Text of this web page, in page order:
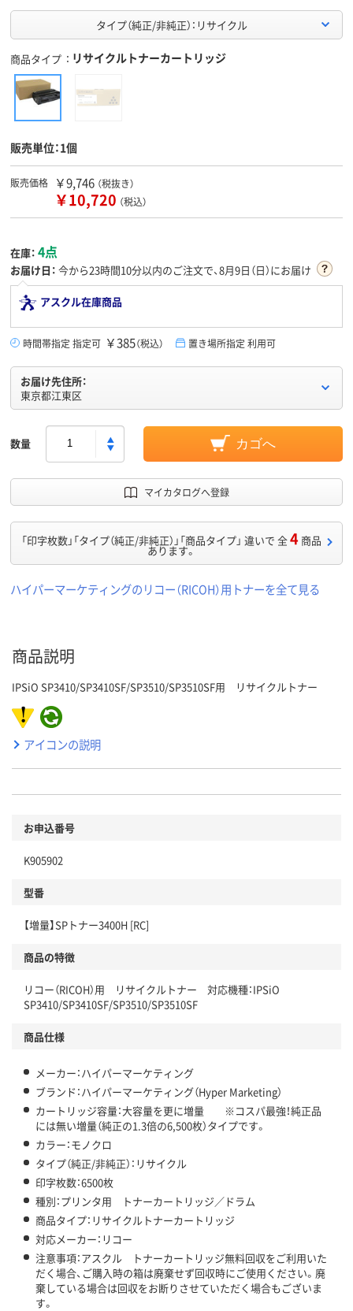
タイプ（純正/非純正）：リサイクル
商品タイプ リサイクルトナーカートリッジ
販売単位：1個
販売価格 ￥9,746 （税抜き）
￥10,720 （税込）
在庫： 4点
お届け日： 今から23時間10分以内のご注文で、8月9日（日）にお届け
アスクル在庫商品
時間帯指定 指定可 ￥385（税込） 置き場所指定 利用可
お届け先住所：
東京都江東区
数量 カゴへ
マイカタログへ登録
「印字枚数」「タイプ（純正/非純正）」「商品タイプ」 違いで 全4 商品
あります。
ハイパーマーケティングのリコー（RICOH）用トナーを全て見る
商品説明
IPSiO SP3410/SP3410SF/SP3510/SP3510SF用 リサイクルトナー
アイコンの説明
お申込番号
K905902
型番
【増量】SPトナー3400H [RC]
商品の特徴
リコー（RICOH）用 リサイクルトナー 対応機種：IPSiO
SP3410/SP3410SF/SP3510/SP3510SF
商品仕様
メーカー：ハイパーマーケティング
ブランド：ハイパーマーケティング（Hyper Marketing）
カートリッジ容量：大容量を更に増量 ※コスパ最強！純正品
には無い増量（純正の1.3倍の6,500枚）タイプです。
カラー：モノクロ
タイプ（純正/非純正）：リサイクル
印字枚数：6500枚
種別：プリンタ用 トナーカートリッジ／ドラム
商品タイプ：リサイクルトナーカートリッジ
対応メーカー：リコー
注意事項：アスクル トナーカートリッジ無料回収をご利用いた
だく場合、ご購入時の箱は廃棄せず回収時にご使用ください。廃
棄している場合は回収をお断りさせていただく場合もございま
す。